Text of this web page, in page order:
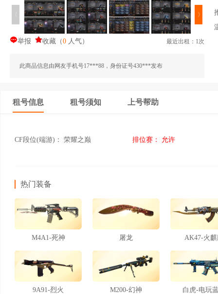
〈 〉
举报 收藏 （0 人气） 最近出租：1次
此商品信息由网友手机号17***88，身份证号430***发布
租号信息 租号须知 上号帮助
CF段位(端游)： 荣耀之巅 排位赛： 允许
热门装备
M4A1-死神 屠龙 AK47-火麒
9A91-烈火 M200-幻神 白虎-电玩